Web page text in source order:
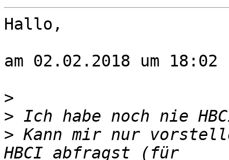
Hallo,
am 02.02.2018 um
>
>
> Kann mir nur